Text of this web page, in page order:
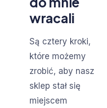
wracali
Są cztery kroki,
które możemy
zrobić, aby nasz
sklep stał się
miejscem